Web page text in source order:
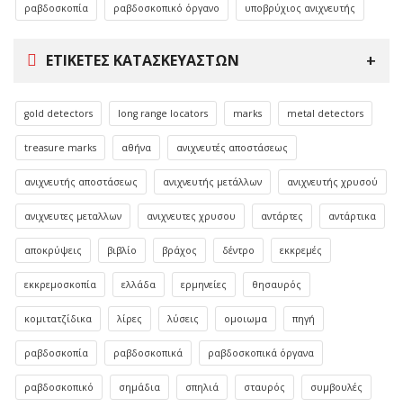
ραβδοσκοπία ραβδοσκοπικό όργανο υποβρύχιος ανιχνευτής
ΕΤΙΚΈΤΕΣ ΚΑΤΑΣΚΕΥΑΣΤΏΝ
gold detectors long range locators marks metal detectors
treasure marks αθήνα ανιχνευτές αποστάσεως
ανιχνευτής αποστάσεως ανιχνευτής μετάλλων ανιχνευτής χρυσού
ανιχνευτες μεταλλων ανιχνευτες χρυσου αντάρτες αντάρτικα
αποκρύψεις βιβλίο βράχος δέντρο εκκρεμές
εκκρεμοσκοπία ελλάδα ερμηνείες θησαυρός
κομιτατζίδικα λίρες λύσεις ομοιωμα πηγή
ραβδοσκοπία ραβδοσκοπικά ραβδοσκοπικά όργανα
ραβδοσκοπικό σημάδια σπηλιά σταυρός συμβουλές